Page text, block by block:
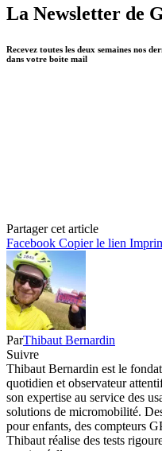
La Newsletter de
Recevez toutes les deux semaines nos
dans votre boite mail
Partager cet article
Facebook Copier le lien
ParThibaut Bernardin
Suivre
Thibaut Bernardin est le
quotidien et observateur
son expertise au service des
solutions de micromobilité.
pour enfants, des compteurs
Thibaut réalise des tests